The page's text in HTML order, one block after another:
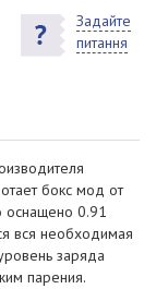
Задайте
питання
бокс мод от
оснащено 0.91
вся необходимая
заряда
парения.